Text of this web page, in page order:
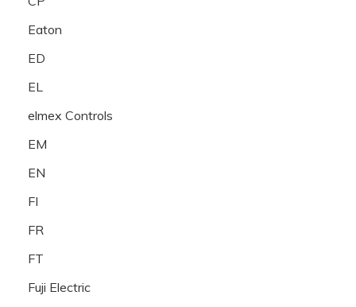
Eaton
ED
EL
elmex Controls
EM
EN
FI
FR
FT
Fuji Electric